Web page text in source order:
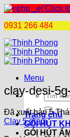
0931 266 484
Chuyển
đến
nội
Menu
Tìm
kiếm:
Trang chủ
GÓI HÚT
GÓI HÚT ẨM
clay-desi-
Đã xuất bản5
Clay 5 gram